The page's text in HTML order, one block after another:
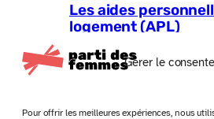
Gérer le
Pour offrir les meilleures expériences, nous
Les aides
logement (APL)